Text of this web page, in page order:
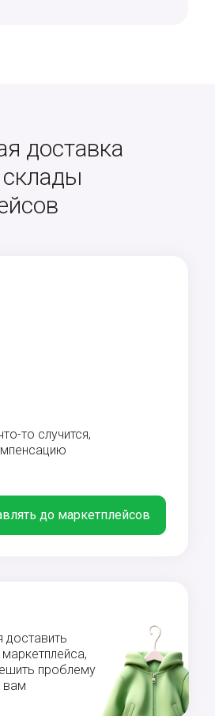
доставка
склады
до маркетплейсов
доставить
проблему
вам
то случится,